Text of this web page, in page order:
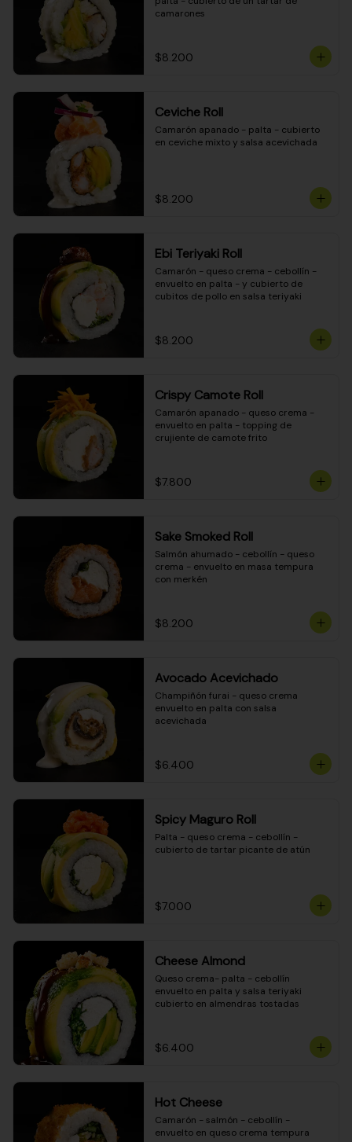
camarones
$8.200
Ceviche Roll
Camarón apanado - palta - cubierto
en ceviche mixto y salsa acevichada
$8.200
Ebi Teriyaki Roll
Camarón - queso crema - cebollín -
envuelto en palta - y cubierto de
cubitos de pollo en salsa teriyaki
$8.200
Crispy Camote Roll
Camarón apanado - queso crema -
envuelto en palta - topping de
crujiente de camote frito
$7.800
Sake Smoked Roll
Salmón ahumado - cebollín - queso
crema - envuelto en masa tempura
con merkén
$8.200
Avocado Acevichado
Champiñón furai - queso crema
envuelto en palta con salsa
acevichada
$6.400
Spicy Maguro Roll
Palta - queso crema - cebollín -
cubierto de tartar picante de atún
$7.000
Cheese Almond
Queso crema- palta - cebollín
envuelto en palta y salsa teriyaki
cubierto en almendras tostadas
$6.400
Hot Cheese
Camarón - salmón - cebollín -
envuelto en queso crema tempura